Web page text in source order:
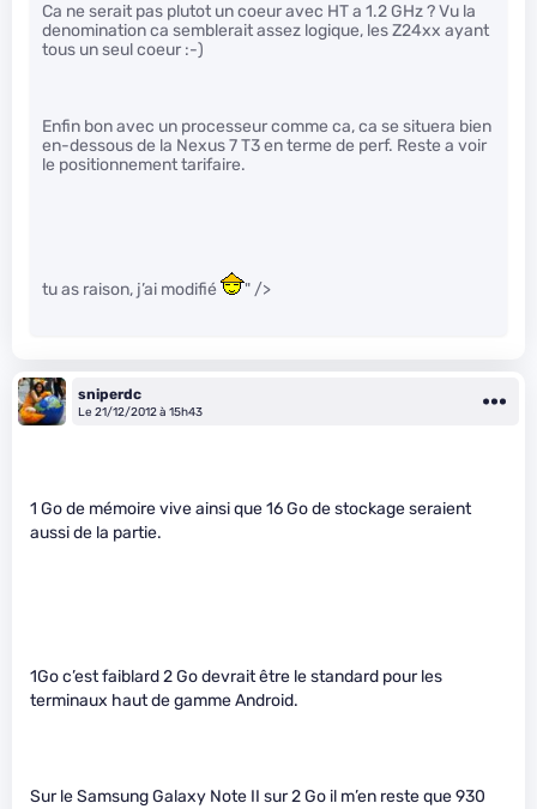
Ca ne serait pas plutot un coeur avec HT a 1.2 GHz ? Vu la
denomination ca semblerait assez logique, les Z24xx ayant
tous un seul coeur :-)
Enfin bon avec un processeur comme ca, ca se situera bien
en-dessous de la Nexus 7 T3 en terme de perf. Reste a voir
le positionnement tarifaire.
tu as raison, j’ai modifié " />
sniperdc
Le 21/12/2012 à 15h43
1 Go de mémoire vive ainsi que 16 Go de stockage seraient
aussi de la partie.
1Go c’est faiblard 2 Go devrait être le standard pour les
terminaux haut de gamme Android.
Sur le Samsung Galaxy Note II sur 2 Go il m’en reste que 930